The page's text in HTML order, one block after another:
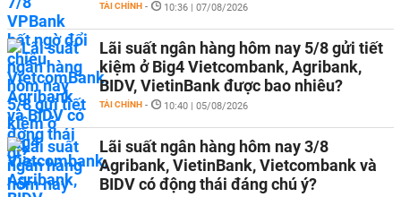
TÀI CHÍNH - 10:36 | 07/08/2026
Lãi suất ngân hàng hôm nay 5/8 gửi tiết
kiệm ở Big4 Vietcombank, Agribank,
BIDV, VietinBank được bao nhiêu?
TÀI CHÍNH - 10:40 | 05/08/2026
Lãi suất ngân hàng hôm nay 3/8
Agribank, VietinBank, Vietcombank và
BIDV có động thái đáng chú ý?